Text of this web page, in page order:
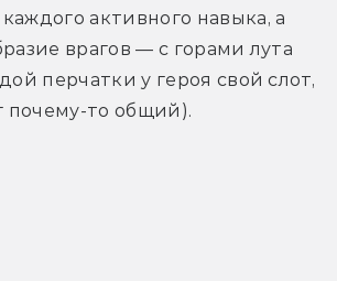
активного навыка, а
врагов — с горами лута
перчатки у героя свой слот,
почему-то общий).